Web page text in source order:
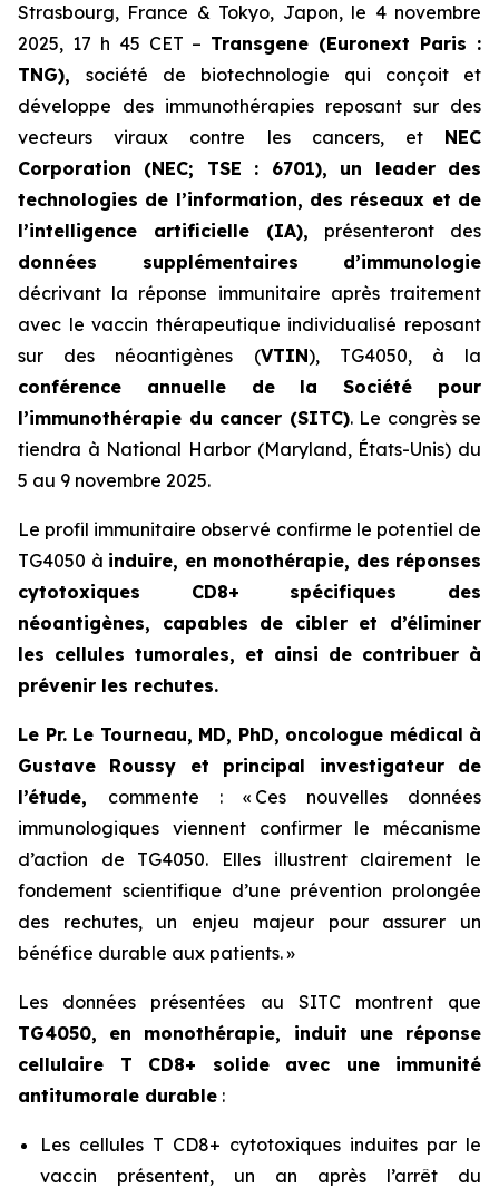
Strasbourg, France & Tokyo, Japon, le 4 novembre
2025, 17 h 45 CET – Transgene (Euronext Paris :
TNG), société de biotechnologie qui conçoit et
développe des immunothérapies reposant sur des
vecteurs viraux contre les cancers, et NEC
Corporation (NEC; TSE : 6701), un leader des
technologies de l’information, des réseaux et de
l’intelligence artificielle (IA), présenteront des
données supplémentaires d’immunologie
décrivant la réponse immunitaire après traitement
avec le vaccin thérapeutique individualisé reposant
sur des néoantigènes (VTIN), TG4050, à la
conférence annuelle de la Société pour
l’immunothérapie du cancer (SITC). Le congrès se
tiendra à National Harbor (Maryland, États-Unis) du
5 au 9 novembre 2025.
Le profil immunitaire observé confirme le potentiel de
TG4050 à induire, en monothérapie, des réponses
cytotoxiques CD8+ spécifiques des
néoantigènes, capables de cibler et d’éliminer
les cellules tumorales, et ainsi de contribuer à
prévenir les rechutes.
Le Pr. Le Tourneau, MD, PhD, oncologue médical à
Gustave Roussy et principal investigateur de
l’étude, commente : « Ces nouvelles données
immunologiques viennent confirmer le mécanisme
d’action de TG4050. Elles illustrent clairement le
fondement scientifique d’une prévention prolongée
des rechutes, un enjeu majeur pour assurer un
bénéfice durable aux patients. »
Les données présentées au SITC montrent que
TG4050, en monothérapie, induit une réponse
cellulaire T CD8+ solide avec une immunité
antitumorale durable :
Les cellules T CD8+ cytotoxiques induites par le
vaccin présentent, un an après l’arrêt du